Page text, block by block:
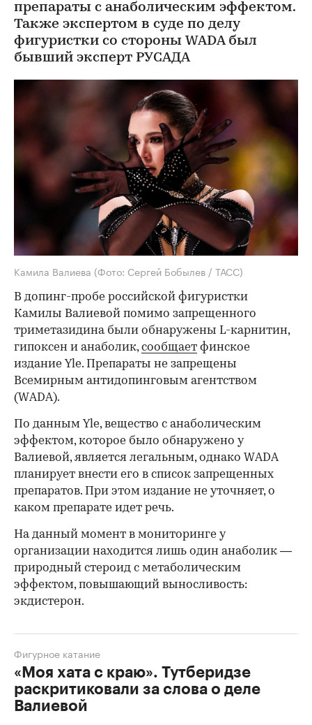
препараты с анаболическим эффектом.
Также экспертом в суде по делу
фигуристки со стороны WADA был
бывший эксперт РУСАДА
Камила Валиева (Фото: Сергей Бобылев / ТАСС)
В допинг-пробе российской фигуристки
Камилы Валиевой помимо запрещенного
триметазидина были обнаружены L-карнитин,
гипоксен и анаболик,сообщает финское
издание Yle. Препараты не запрещены
Всемирным антидопинговым агентством
(WADA).
По данным Yle, вещество с анаболическим
эффектом, которое было обнаружено у
Валиевой, является легальным, однако WADA
планирует внести его в список запрещенных
препаратов. При этом издание не уточняет, о
каком препарате идет речь.
На данный момент в мониторинге у
организации находится лишь один анаболик —
природный стероид с метаболическим
эффектом, повышающий выносливость:
экдистерон.
«Моя хата с краю». Тутберидзе
раскритиковали за слова о деле
Валиевой
Фигурное катание